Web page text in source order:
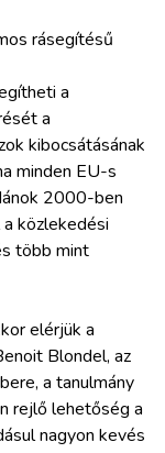
rásegítésű
a
a
kibocsátásának
minden EU-s
2000-ben
közlekedési
több mint
elérjük a
Blondel, az
a tanulmány
rejlő lehetőség a
nagyon kevés